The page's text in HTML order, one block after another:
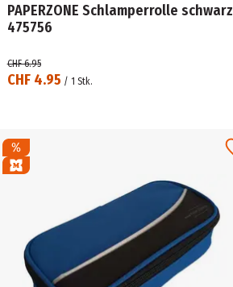
PAPERZONE Schlamperrolle schwarz
475756
CHF 4.95 / 1 Stk.
CHF 6.95